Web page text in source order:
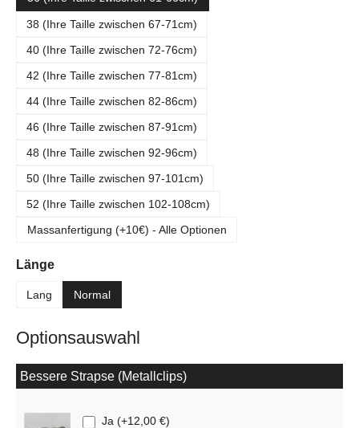
38 (Ihre Taille zwischen 67-71cm)
40 (Ihre Taille zwischen 72-76cm)
42 (Ihre Taille zwischen 77-81cm)
44 (Ihre Taille zwischen 82-86cm)
46 (Ihre Taille zwischen 87-91cm)
48 (Ihre Taille zwischen 92-96cm)
50 (Ihre Taille zwischen 97-101cm)
52 (Ihre Taille zwischen 102-108cm)
Massanfertigung (+10€) - Alle Optionen
Längeauswählen
Lang Normal
Optionsauswahl
Bessere Strapse (Metallclips)
Ja (+12,00 €)